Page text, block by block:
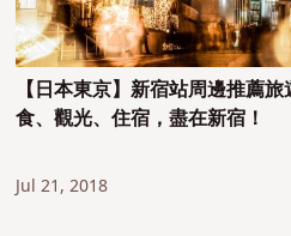
【日本東京】新宿站周邊推薦
食、觀光、住宿，盡在新宿！
Jul 21, 2018